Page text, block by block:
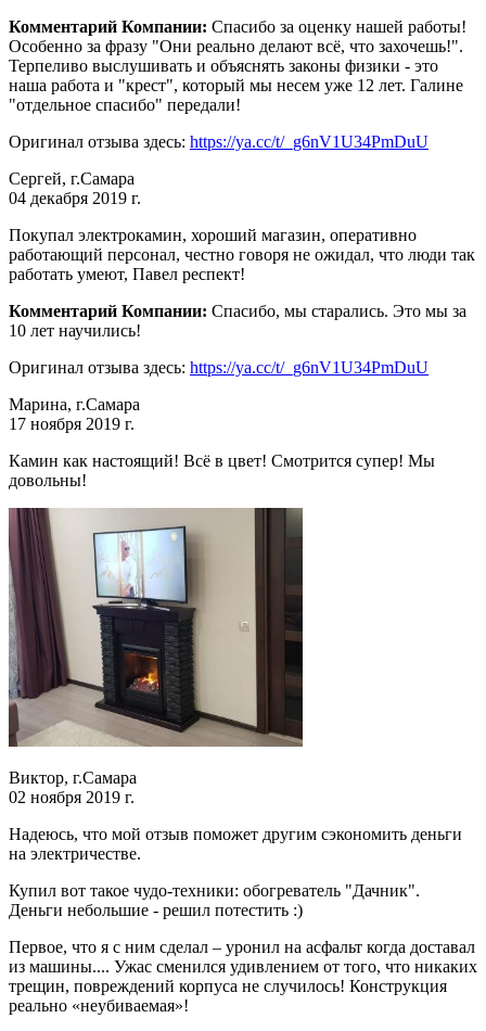
Комментарий Компании: Спасибо за оценку нашей работы!
Особенно за фразу "Они реально делают всё, что захочешь!".
Терпеливо выслушивать и объяснять законы физики - это
наша работа и "крест", который мы несем уже 12 лет. Галине
"отдельное спасибо" передали!
Оригинал отзыва здесь: https://ya.cc/t/_g6nV1U34PmDuU
Сергей, г.Самара
04 декабря 2019 г.
Покупал электрокамин, хороший магазин, оперативно
работающий персонал, честно говоря не ожидал, что люди так
работать умеют, Павел респект!
Комментарий Компании: Спасибо, мы старались. Это мы за
10 лет научились!
Оригинал отзыва здесь: https://ya.cc/t/_g6nV1U34PmDuU
Марина, г.Самара
17 ноября 2019 г.
Камин как настоящий! Всё в цвет! Смотрится супер! Мы
довольны!
Виктор, г.Самара
02 ноября 2019 г.
Надеюсь, что мой отзыв поможет другим сэкономить деньги
на электричестве.
Купил вот такое чудо-техники: обогреватель "Дачник".
Деньги небольшие - решил потестить :)
Первое, что я с ним сделал – уронил на асфальт когда доставал
из машины.... Ужас сменился удивлением от того, что никаких
трещин, повреждений корпуса не случилось! Конструкция
реально «неубиваемая»!